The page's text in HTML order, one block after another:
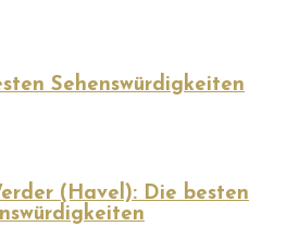
Sehenswürdigkeiten
(Havel): Die besten